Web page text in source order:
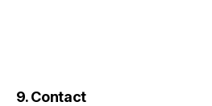
9. Contact